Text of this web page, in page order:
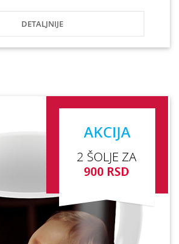
DETALJNIJE